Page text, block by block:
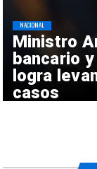
Ministro
bancario
logra
casos
NACIONAL